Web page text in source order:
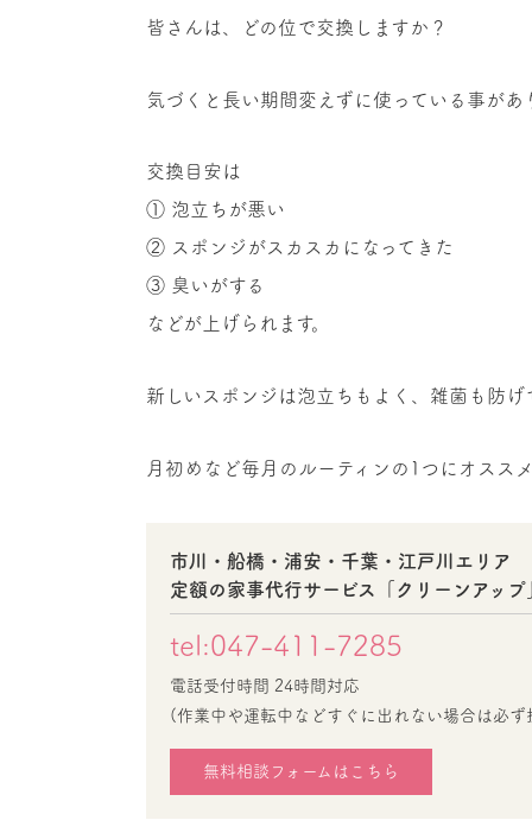
皆さんは、どの位で交換しますか？
気づくと長い期間変えずに使っている事があ
交換目安は
① 泡立ちが悪い
② スポンジがスカスカになってきた
③ 臭いがする
などが上げられます。
新しいスポンジは泡立ちもよく、雑菌も防げ
月初めなど毎月のルーティンの1つにオスス
市川・船橋・浦安・千葉・江戸川エリア
定額の家事代行サービス「クリーンアップ
tel:047-411-7285
電話受付時間 24時間対応
(作業中や運転中などすぐに出れない場合は必ず
無料相談フォームはこちら